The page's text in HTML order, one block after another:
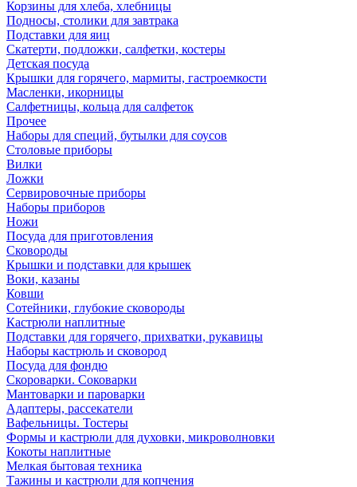
Корзины для хлеба, хлебницы
Подносы, столики для завтрака
Подставки для яиц
Скатерти, подложки, салфетки, костеры
Детская посуда
Крышки для горячего, мармиты, гастроемкости
Масленки, икорницы
Салфетницы, кольца для салфеток
Прочее
Наборы для специй, бутылки для соусов
Столовые приборы
Вилки
Ложки
Сервировочные приборы
Наборы приборов
Ножи
Посуда для приготовления
Сковороды
Крышки и подставки для крышек
Воки, казаны
Ковши
Сотейники, глубокие сковороды
Кастрюли наплитные
Подставки для горячего, прихватки, рукавицы
Наборы кастрюль и сковород
Посуда для фондю
Скороварки. Соковарки
Мантоварки и пароварки
Адаптеры, рассекатели
Вафельницы. Тостеры
Формы и кастрюли для духовки, микроволновки
Кокоты наплитные
Мелкая бытовая техника
Тажины и кастрюли для копчения